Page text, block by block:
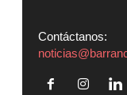
Contáctanos: